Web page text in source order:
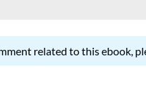
related to this ebook,